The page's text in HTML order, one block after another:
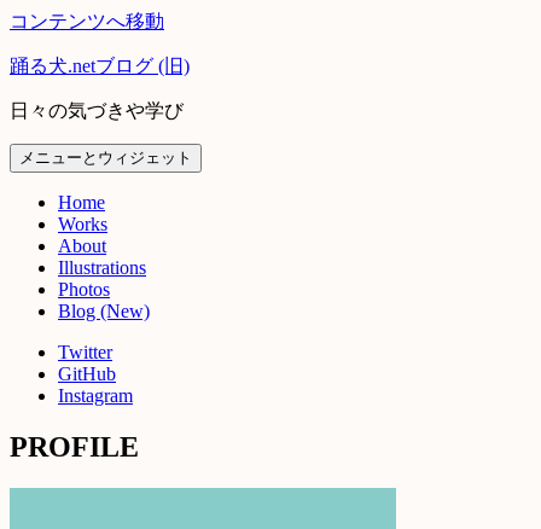
コンテンツへ移動
踊る犬.netブログ (旧)
日々の気づきや学び
メニューとウィジェット
Home
Works
About
Illustrations
Photos
Blog (New)
Twitter
GitHub
Instagram
PROFILE